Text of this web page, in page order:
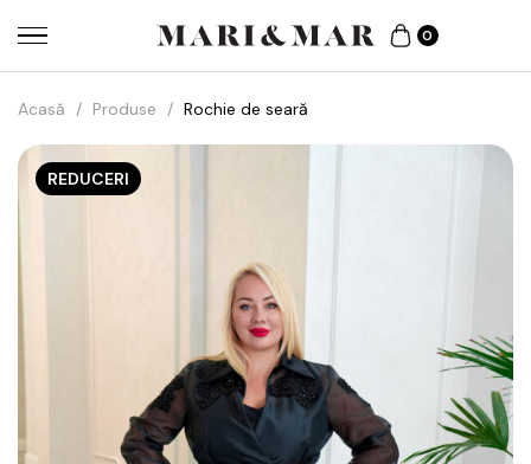
0
Acasă / Produse / Rochie de seară
REDUCERI